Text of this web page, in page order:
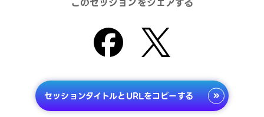
セッションタイトルとURLをコピーする